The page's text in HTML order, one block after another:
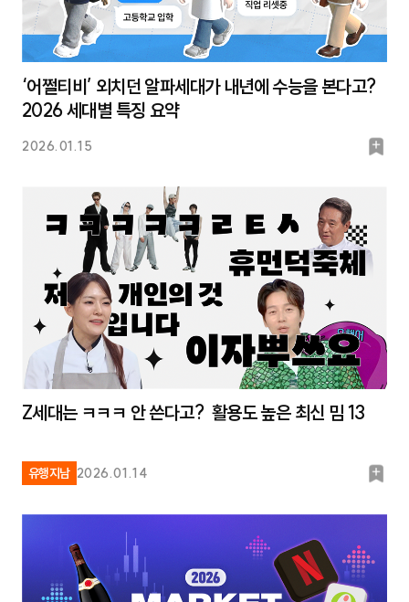
‘어쩔티비’ 외치던 알파세대가 내년에 수능을 본다고?
2026 세대별 특징 요약
2026.01.15
북
Z세대는 ㅋㅋㅋ 안 쓴다고? 활용도 높은 최신 밈 13
유행지남 2026.01.14
북